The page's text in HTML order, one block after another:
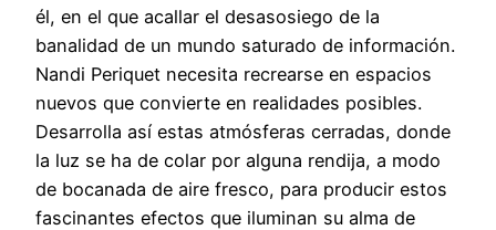
él, en el que acallar el desasosiego de la
banalidad de un mundo saturado de información.
Nandi Periquet necesita recrearse en espacios
nuevos que convierte en realidades posibles.
Desarrolla así estas atmósferas cerradas, donde
la luz se ha de colar por alguna rendija, a modo
de bocanada de aire fresco, para producir estos
fascinantes efectos que iluminan su alma de